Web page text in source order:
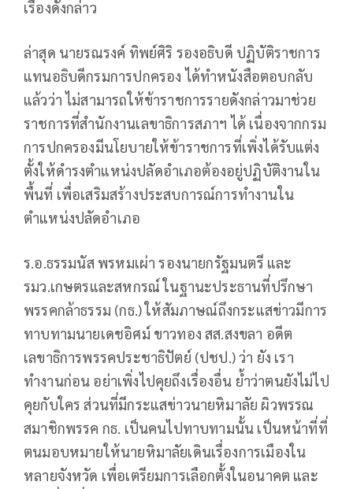
เรื่องดังกล่าว
ล่าสุด นายรณรงค์ ทิพย์ศิริ รองอธิบดี ปฏิบัติราชการ
แทนอธิบดีกรมการปกครอง ได้ทำหนังสือตอบกลับ
แล้วว่า ไม่สามารถให้ข้าราชการรายดังกล่าวมาช่วย
ราชการที่สำนักงานเลขาธิการสภาฯ ได้ เนื่องจากกรม
การปกครองมีนโยบายให้ข้าราชการที่เพิ่งได้รับแต่ง
ตั้งให้ดำรงตำแหน่งปลัดอำเภอต้องอยู่ปฏิบัติงานใน
พื้นที่ เพื่อเสริมสร้างประสบการณ์การทำงานใน
ตำแหน่งปลัดอำเภอ
ร.อ.ธรรมนัส พรหมเผ่า รองนายกรัฐมนตรี และ
รมว.เกษตรและสหกรณ์ ในฐานะประธานที่ปรึกษา
พรรคกล้าธรรม (กธ.) ให้สัมภาษณ์ถึงกระแสข่าวมีการ
ทาบทามนายเดชอิศม์ ขาวทอง สส.สงขลา อดีต
เลขาธิการพรรคประชาธิปัตย์ (ปชป.) ว่า ยัง เรา
ทำงานก่อน อย่าเพิ่งไปคุยถึงเรื่องอื่น ย้ำว่าตนยังไม่ไป
คุยกับใคร ส่วนที่มีกระแสข่าวนายหิมาลัย ผิวพรรณ
สมาชิกพรรค กธ. เป็นคนไปทาบทามนั้น เป็นหน้าที่ที่
ตนมอบหมายให้นายหิมาลัยเดินเรื่องการเมืองใน
หลายจังหวัด เพื่อเตรียมการเลือกตั้งในอนาคต และ